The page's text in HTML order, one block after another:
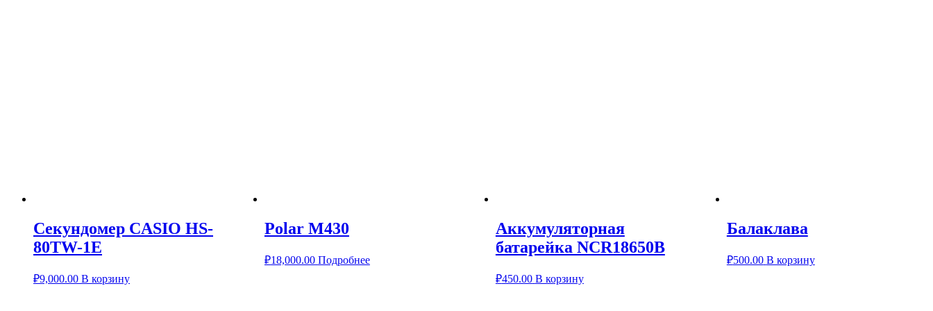
Cекундомер CASIO HS-
80TW-1E
₽9,000.00 В корзину
Polar M430
₽18,000.00 Подробнее
Аккумуляторная
батарейка NCR18650B
₽450.00 В корзину
Балаклава
₽500.00 В корзину